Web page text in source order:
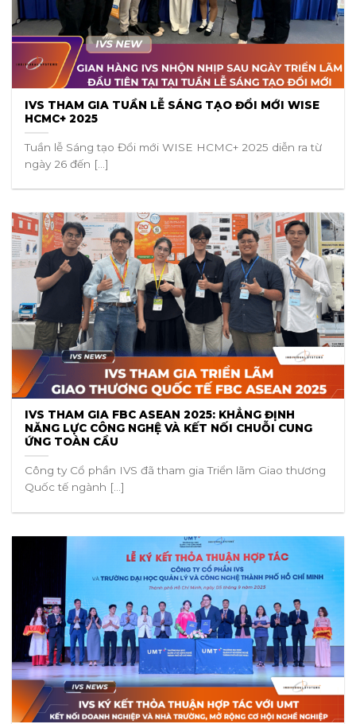
IVS THAM GIA TUẦN LỄ SÁNG TẠO ĐỔI MỚI WISE
HCMC+ 2025
Tuần lễ Sáng tạo Đổi mới WISE HCMC+ 2025 diễn ra từ
ngày 26 đến [...]
IVS THAM GIA FBC ASEAN 2025: KHẲNG ĐỊNH
NĂNG LỰC CÔNG NGHỆ VÀ KẾT NỐI CHUỖI CUNG
ỨNG TOÀN CẦU
Công ty Cổ phần IVS đã tham gia Triển lãm Giao thương
Quốc tế ngành [...]